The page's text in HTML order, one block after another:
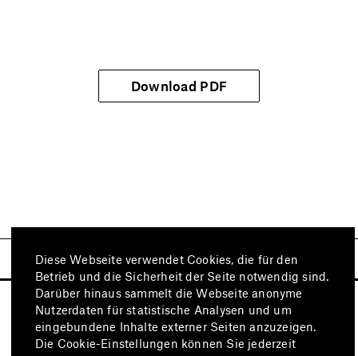
Download PDF
Diese Webseite verwendet Cookies, die für den
Betrieb und die Sicherheit der Seite notwendig sind.
Darüber hinaus sammelt die Webseite anonyme
Nutzerdaten für statistische Analysen und um
eingebundene Inhalte externer Seiten anzuzeigen.
Die Cookie-Einstellungen können Sie jederzeit